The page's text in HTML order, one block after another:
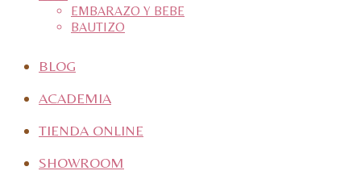
EMBARAZO Y BEBE
BAUTIZO
BLOG
ACADEMIA
TIENDA ONLINE
SHOWROOM